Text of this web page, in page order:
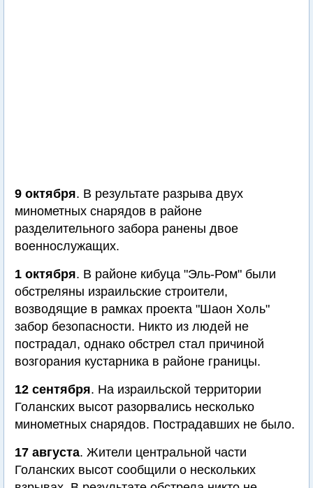
9 октября. В результате разрыва двух
минометных снарядов в районе
разделительного забора ранены двое
военнослужащих.
1 октября. В районе кибуца "Эль-Ром" были
обстреляны израильские строители,
возводящие в рамках проекта "Шаон Холь"
забор безопасности. Никто из людей не
пострадал, однако обстрел стал причиной
возгорания кустарника в районе границы.
12 сентября. На израильской территории
Голанских высот разорвались несколько
минометных снарядов. Пострадавших не было.
17 августа. Жители центральной части
Голанских высот сообщили о нескольких